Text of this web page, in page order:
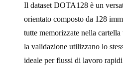
Il dataset DOTA128 è un
orientato composto da 128
tutte memorizzate nella
la validazione utilizzano lo
ideale per flussi di lavoro